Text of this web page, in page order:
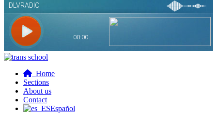
Home
Sections
About us
Contact
Español